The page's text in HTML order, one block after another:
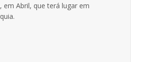
em Abril, que terá lugar em